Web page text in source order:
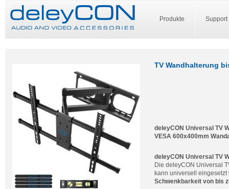
Produkte Support
TV Wandhalterung
deleyCON Universal TV
VESA 600x400mm
deleyCON Universal TV
Die deleyCON Universal
kann universell
Schwenkbarkeit von bis